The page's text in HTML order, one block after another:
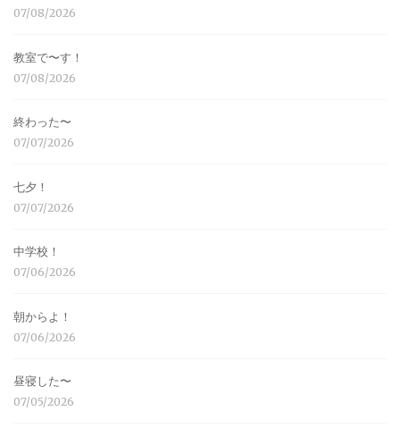
07/08/2026
教室で〜す！
07/08/2026
終わった〜
07/07/2026
七夕！
07/07/2026
中学校！
07/06/2026
朝からよ！
07/06/2026
昼寝した〜
07/05/2026